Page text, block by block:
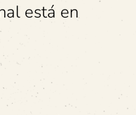
está en